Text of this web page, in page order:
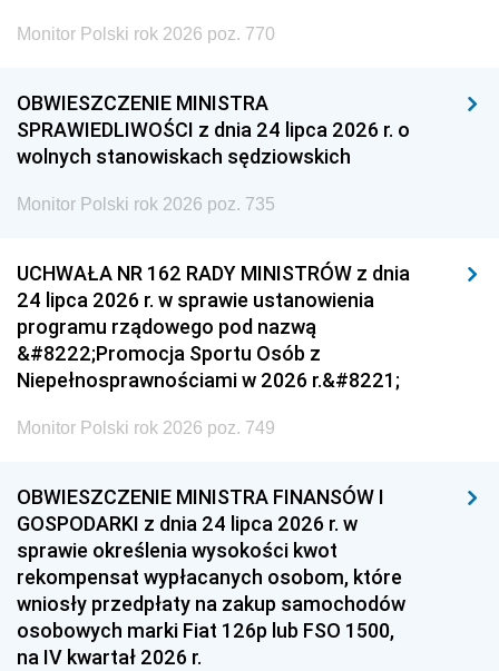
Monitor Polski rok 2026 poz. 770
OBWIESZCZENIE MINISTRA
SPRAWIEDLIWOŚCI z dnia 24 lipca 2026 r. o
wolnych stanowiskach sędziowskich
Monitor Polski rok 2026 poz. 735
UCHWAŁA NR 162 RADY MINISTRÓW z dnia
24 lipca 2026 r. w sprawie ustanowienia
programu rządowego pod nazwą
&#8222;Promocja Sportu Osób z
Niepełnosprawnościami w 2026 r.&#8221;
Monitor Polski rok 2026 poz. 749
OBWIESZCZENIE MINISTRA FINANSÓW I
GOSPODARKI z dnia 24 lipca 2026 r. w
sprawie określenia wysokości kwot
rekompensat wypłacanych osobom, które
wniosły przedpłaty na zakup samochodów
osobowych marki Fiat 126p lub FSO 1500,
na IV kwartał 2026 r.